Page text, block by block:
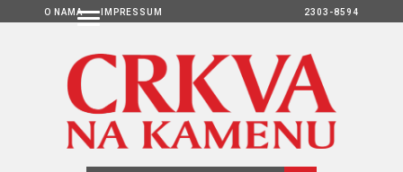
O NAMA IMPRESSUM 2303-8594